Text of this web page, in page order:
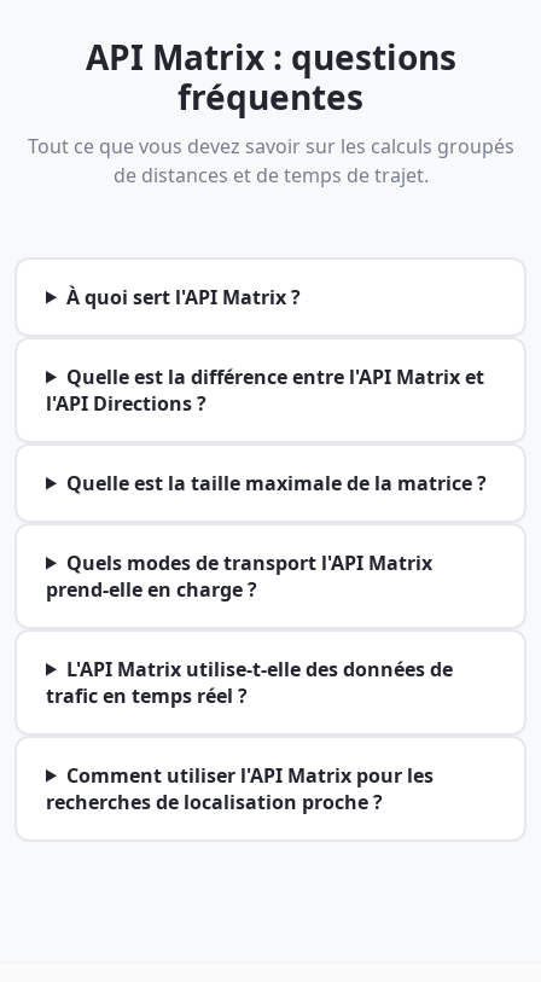
API Matrix : questions
fréquentes
Tout ce que vous devez savoir sur les calculs groupés
de distances et de temps de trajet.
À quoi sert l'API Matrix ?
Quelle est la différence entre l'API Matrix et
l'API Directions ?
Quelle est la taille maximale de la matrice ?
Quels modes de transport l'API Matrix
prend-elle en charge ?
L'API Matrix utilise-t-elle des données de
trafic en temps réel ?
Comment utiliser l'API Matrix pour les
recherches de localisation proche ?